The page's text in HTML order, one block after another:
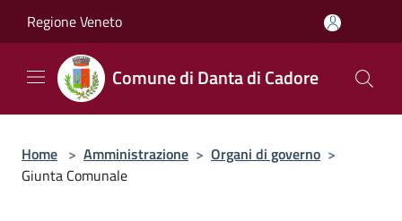
Regione Veneto
Comune di Danta di Cadore
Home > Amministrazione > Organi di governo >
Giunta Comunale